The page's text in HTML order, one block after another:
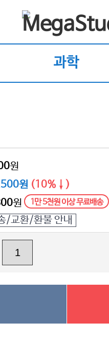
과학
원
원 (10%↓)
원 1만 5천원 이상 무료배송
/교환/환불 안내